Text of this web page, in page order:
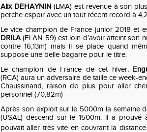
Alix DEHAYNIN (LMA) est revenue à son
perche espoir avec un tout récent record à
Le vice champion de France junior 2018 et
DRILA(ELAN 59) est loin d’avoir atteint son
contre 16,13m) mais il se place quand
suppose une belle bagarre pour le titre.
Le champion de France de cet hiver,
(RCA) aura un adversaire de taille ce week-
Chaussinand, raison de plus pour aller
personnel (70,82m)
Après son exploit sur le 5000m la semaine
(USAL) descend sur le 1500m, il a prouvé
pouvait aller très vite en couvrant la distance